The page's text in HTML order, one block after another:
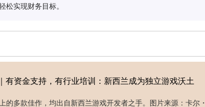
实现财务目标。
有资金支持，有行业培训：新西兰成为独立游戏沃土
的多款佳作，均出自新西兰游戏开发者之手。图片来源：卡尔・